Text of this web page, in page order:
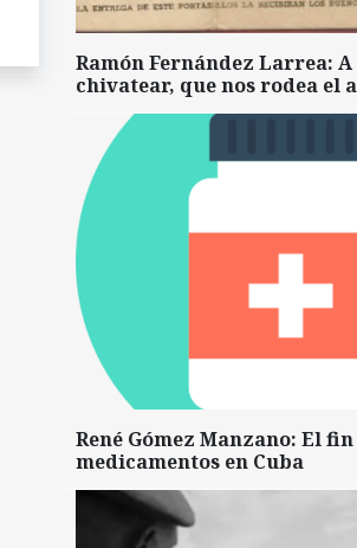
Ramón Fernández Larrea:
chivatear, que nos rodea el
René Gómez Manzano: El
medicamentos en Cuba